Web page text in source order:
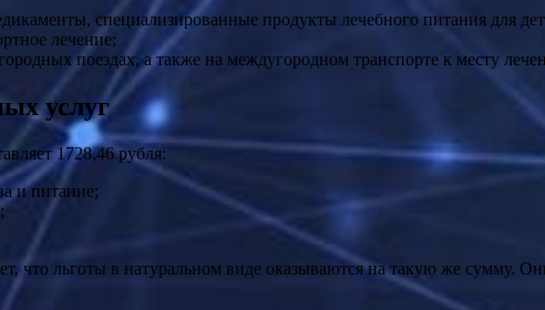
специализированные продукты лечебного питания для
лечение;
поездах, а также на междугородном транспорте к месту
услуг
1728,46 рубля:
и питание;
что льготы в натуральном виде оказываются на такую же сумму.